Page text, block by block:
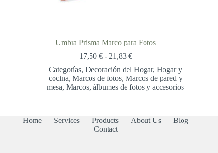
Umbra Prisma Marco para Fotos
17,50 € - 21,83 €Rango
precios:
desde
17,50 €
Categorías,Decoración del Hogar,Hogar y
cocina, Marcos de fotos, Marcos de pared y
mesa,Marcos, álbumes de fotos y accesorios
Home Services Products About Us
Blog
Contact